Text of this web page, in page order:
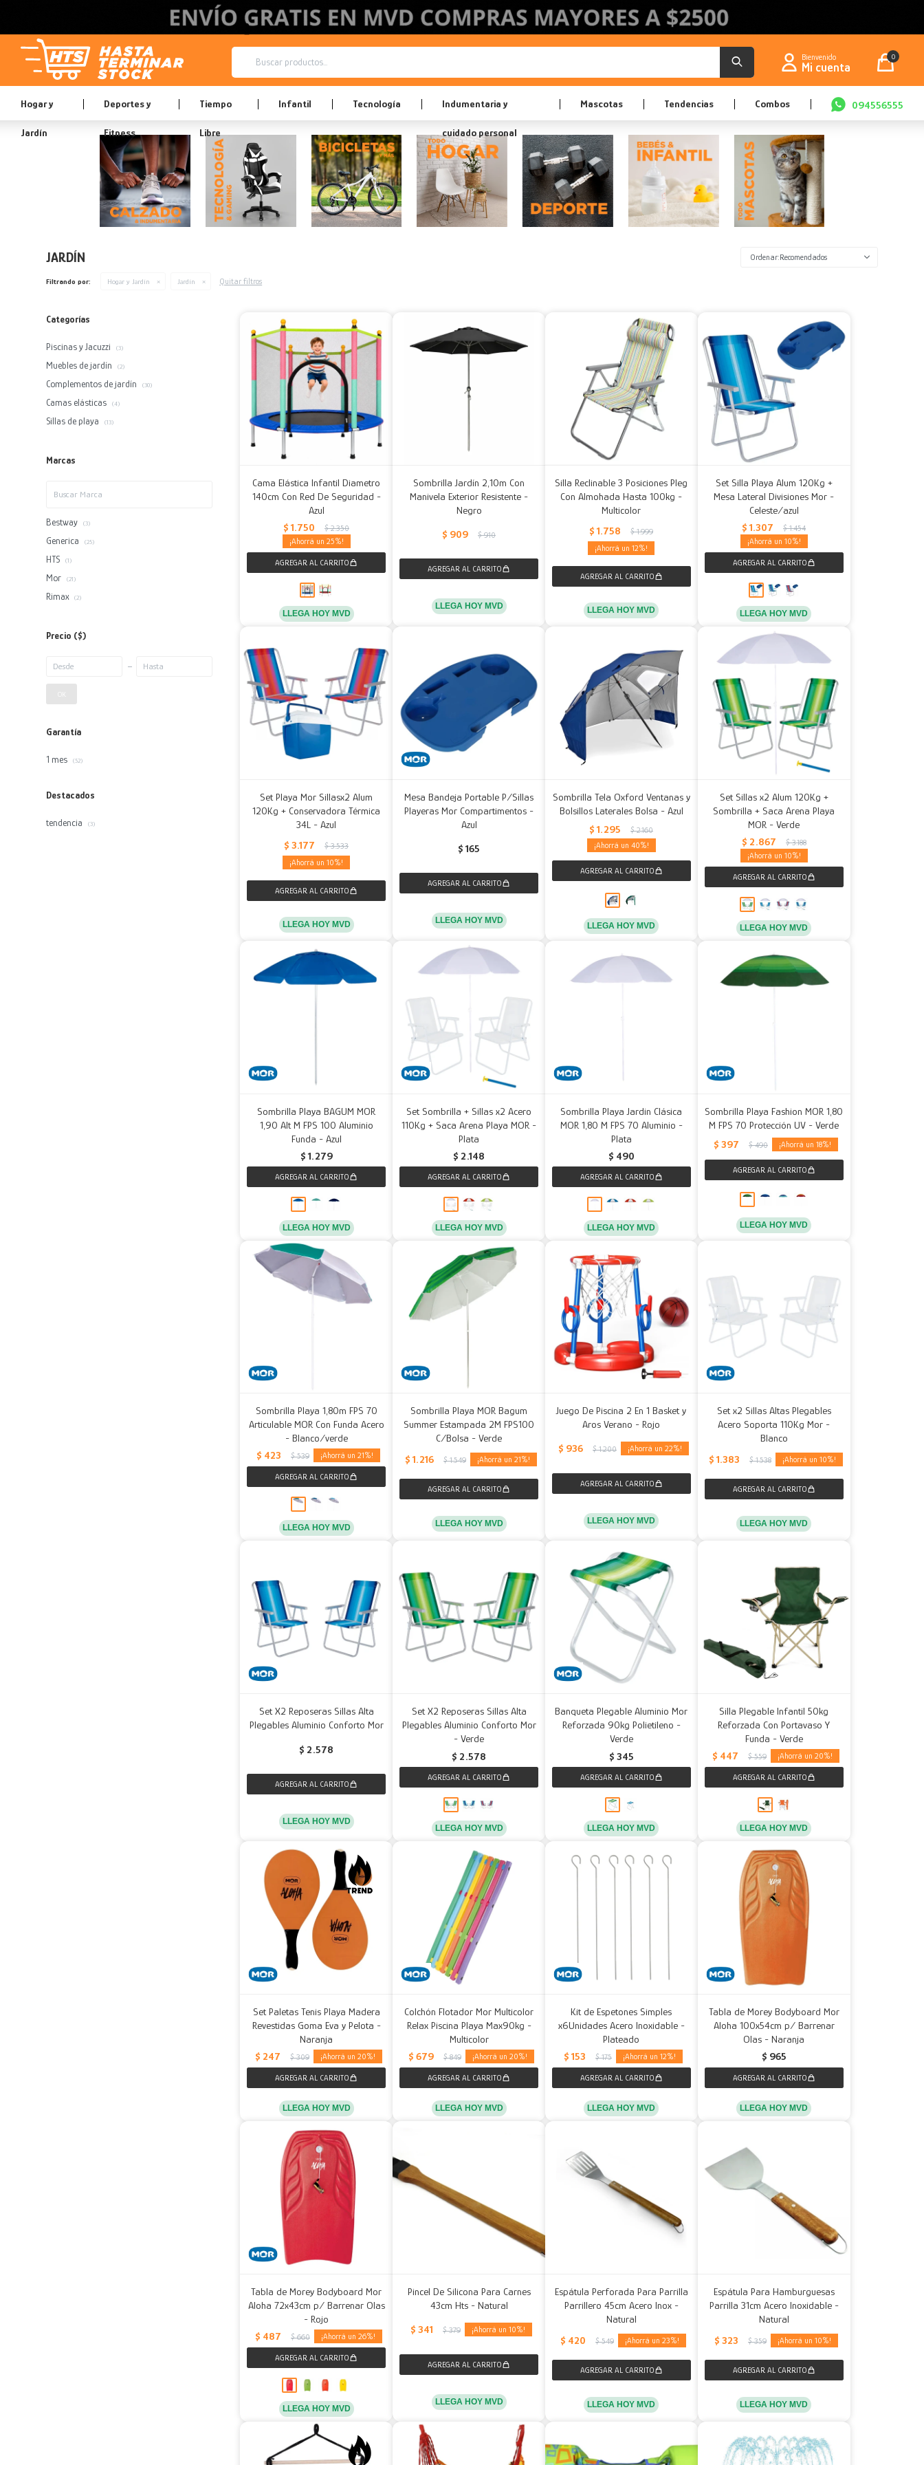
Hogar y
Jardín
Deportes y
Fitness
Tiempo
Libre
Infantil Tecnología Indumentaria y
cuidado personal
Mascotas Tendencias Combos 094556555
0
JARDÍN Recomendados
Filtrando por: Hogar y Jardín Jardín Quitar filtros
Cama Elástica Infantil Diametro
140cm Con Red De Seguridad -
Azul
$ 1.750 $ 2.350
25
LLEGA HOY MVD
Sombrilla Jardín 2,10m Con
Manivela Exterior Resistente -
Negro
$ 909 $ 910
LLEGA HOY MVD
Silla Reclinable 3 Posiciones Pleg
Con Almohada Hasta 100kg -
Multicolor
$ 1.758 $ 1.999
12
LLEGA HOY MVD
Set Silla Playa Alum 120Kg +
Mesa Lateral Divisiones Mor -
Celeste/azul
$ 1.307 $ 1.454
10
LLEGA HOY MVD
Set Playa Mor Sillasx2 Alum
120Kg + Conservadora Térmica
34L - Azul
$ 3.177 $ 3.533
10
LLEGA HOY MVD
Mesa Bandeja Portable P/Sillas
Playeras Mor Compartimentos -
Azul
$ 165
LLEGA HOY MVD
Sombrilla Tela Oxford Ventanas y
Bolsillos Laterales Bolsa - Azul
$ 1.295 $ 2.160
40
LLEGA HOY MVD
Set Sillas x2 Alum 120Kg +
Sombrilla + Saca Arena Playa
MOR - Verde
$ 2.867 $ 3.188
10
LLEGA HOY MVD
Sombrilla Playa BAGUM MOR
1,90 Alt M FPS 100 Aluminio
Funda - Azul
$ 1.279
LLEGA HOY MVD
Set Sombrilla + Sillas x2 Acero
110Kg + Saca Arena Playa MOR -
Plata
$ 2.148
LLEGA HOY MVD
Sombrilla Playa Jardin Clásica
MOR 1,80 M FPS 70 Aluminio -
Plata
$ 490
LLEGA HOY MVD
Sombrilla Playa Fashion MOR 1,80
M FPS 70 Protección UV - Verde
$ 397 $ 490 18
LLEGA HOY MVD
Sombrilla Playa 1,80m FPS 70
Articulable MOR Con Funda Acero
- Blanco/verde
$ 423 $ 539 21
LLEGA HOY MVD
Sombrilla Playa MOR Bagum
Summer Estampada 2M FPS100
C/Bolsa - Verde
$ 1.216 $ 1.549 21
LLEGA HOY MVD
Juego De Piscina 2 En 1 Basket y
Aros Verano - Rojo
$ 936 $ 1.200 22
LLEGA HOY MVD
Set x2 Sillas Altas Plegables
Acero Soporta 110Kg Mor -
Blanco
$ 1.383 $ 1.538 10
LLEGA HOY MVD
Set X2 Reposeras Sillas Alta
Plegables Aluminio Conforto Mor
$ 2.578
LLEGA HOY MVD
Set X2 Reposeras Sillas Alta
Plegables Aluminio Conforto Mor
- Verde
$ 2.578
LLEGA HOY MVD
Banqueta Plegable Aluminio Mor
Reforzada 90kg Polietileno -
Verde
$ 345
LLEGA HOY MVD
Silla Plegable Infantil 50kg
Reforzada Con Portavaso Y
Funda - Verde
$ 447 $ 559 20
LLEGA HOY MVD
Set Paletas Tenis Playa Madera
Revestidas Goma Eva y Pelota -
Naranja
$ 247 $ 309 20
LLEGA HOY MVD
Colchón Flotador Mor Multicolor
Relax Piscina Playa Max90kg -
Multicolor
$ 679 $ 849 20
LLEGA HOY MVD
Kit de Espetones Simples
x6Unidades Acero Inoxidable -
Plateado
$ 153 $ 175 12
LLEGA HOY MVD
Tabla de Morey Bodyboard Mor
Aloha 100x54cm p/ Barrenar
Olas - Naranja
$ 965
LLEGA HOY MVD
Tabla de Morey Bodyboard Mor
Aloha 72x43cm p/ Barrenar Olas
- Rojo
$ 487 $ 660 26
LLEGA HOY MVD
Pincel De Silicona Para Carnes
43cm Hts - Natural
$ 341 $ 379 10
LLEGA HOY MVD
Espátula Perforada Para Parrilla
Parrillero 45cm Acero Inox -
Natural
$ 420 $ 549 23
LLEGA HOY MVD
Espátula Para Hamburguesas
Parrilla 31cm Acero Inoxidable -
Natural
$ 323 $ 359 10
LLEGA HOY MVD
Categorías
Piscinas y Jacuzzi (3)
Muebles de jardín (2)
Complementos de jardín (30)
Camas elásticas (4)
Sillas de playa (13)
Marcas
Bestway (3)
Generica (25)
HTS (1)
Mor (21)
Rimax (2)
Precio ($)
Garantía
1 mes (52)
Destacados
tendencia (3)